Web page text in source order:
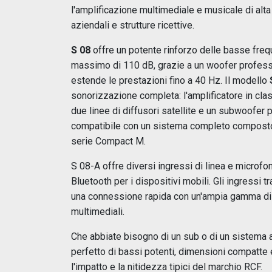
l'amplificazione multimediale e musicale di
aziendali e strutture ricettive.
S 08 offre un potente rinforzo delle basse
massimo di 110 dB, grazie a un woofer
estende le prestazioni fino a 40 Hz. Il modello
sonorizzazione completa: l'amplificatore in
due linee di diffusori satellite e un subwoofer
compatibile con un sistema completo
serie Compact M.
S 08-A offre diversi ingressi di linea e
Bluetooth per i dispositivi mobili. Gli ingressi
una connessione rapida con un'ampia
multimediali.
Che abbiate bisogno di un sub o di un
perfetto di bassi potenti, dimensioni
l'impatto e la nitidezza tipici del marchio RCF.